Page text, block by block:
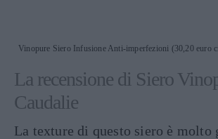
Vinopure Siero Infusione Anti-imperfezioni (30,20 euro
La recensione di Siero
Caudalie
La texture di questo siero è molto